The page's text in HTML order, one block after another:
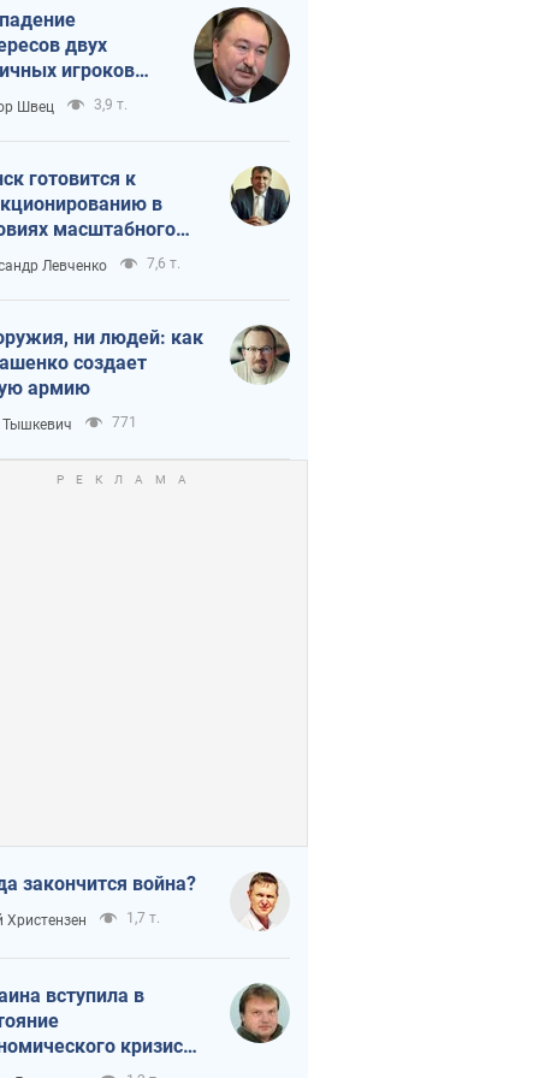
двух
игроков
тайный план
и Путина?
Швец 3,9 т.
готовится к
в
масштабного
кризиса
Левченко 7,6 т.
ни людей: как
создает
армию
Тышкевич 771
закончится война?
Христензен 1,7 т.
вступила в
кризиса.
ли свет в конце